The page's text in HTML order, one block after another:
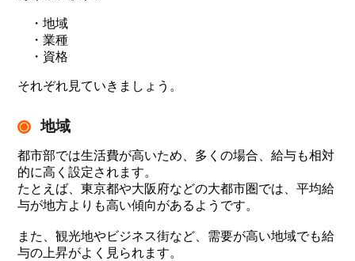
・地域
・業種
・資格
それぞれ見ていきましょう。
地域
都市部では生活費が高いため、多くの場合、給与も相対
的に高く設定されます。
たとえば、東京都や大阪府などの大都市圏では、平均給
与が地方よりも高い傾向があるようです。
また、観光地やビジネス街など、需要が高い地域でも給
与の上昇がよく見られます。